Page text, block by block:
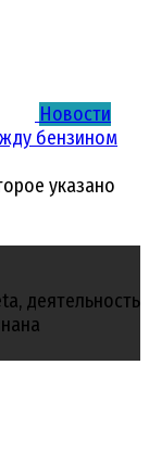
Новости
бензином
указано
деятельность